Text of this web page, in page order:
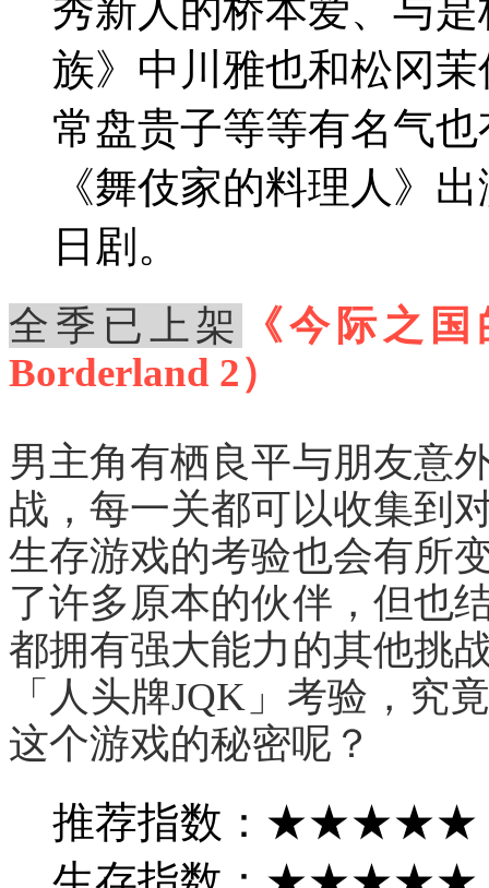
秀新人的桥本爱、与
族》中川雅也和松冈
常盘贵子等等有名气
《舞伎家的料理人》
日剧。
全季已上架
《今际之
Borderland 2）
男主角有栖良平与朋友意
战，每一关都可以收集到
生存游戏的考验也会有所
了许多原本的伙伴，但也
都拥有强大能力的其他挑
「人头牌JQK」考验，究
这个游戏的秘密呢？
推荐指数：★★★★★